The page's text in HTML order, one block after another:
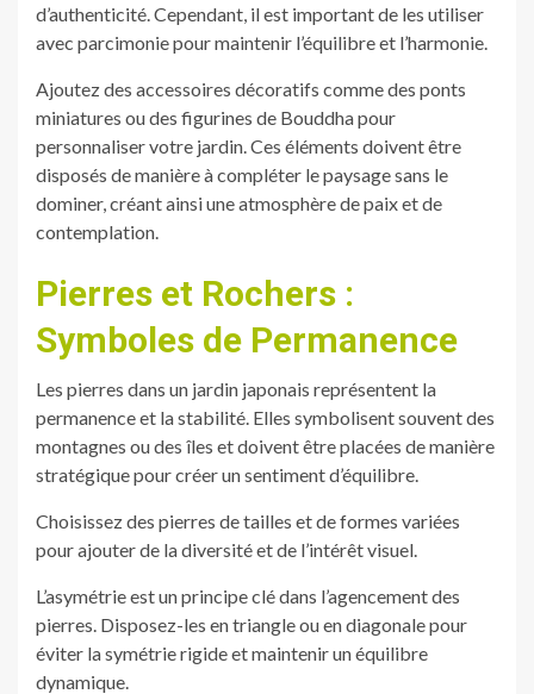
d’authenticité. Cependant, il est important de les utiliser
avec parcimonie pour maintenir l’équilibre et l’harmonie.
Ajoutez des accessoires décoratifs comme des ponts
miniatures ou des figurines de Bouddha pour
personnaliser votre jardin. Ces éléments doivent être
disposés de manière à compléter le paysage sans le
dominer, créant ainsi une atmosphère de paix et de
contemplation.
Pierres et Rochers :
Symboles de Permanence
Les pierres dans un jardin japonais représentent la
permanence et la stabilité. Elles symbolisent souvent des
montagnes ou des îles et doivent être placées de manière
stratégique pour créer un sentiment d’équilibre.
Choisissez des pierres de tailles et de formes variées
pour ajouter de la diversité et de l’intérêt visuel.
L’asymétrie est un principe clé dans l’agencement des
pierres. Disposez-les en triangle ou en diagonale pour
éviter la symétrie rigide et maintenir un équilibre
dynamique.